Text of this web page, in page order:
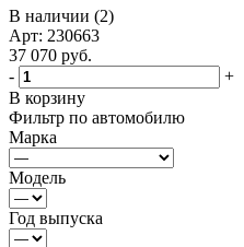
В наличии (2)
Арт: 230663
37 070 руб.
-
+
В корзину
Фильтр по автомобилю
Марка
Модель
Год выпуска